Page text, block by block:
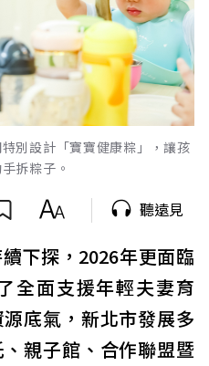
別設計「寶寶健康粽」，讓孩
拆粽子。
聽遠見
下探，2026年更面臨
全面支援年輕夫妻育
底氣，新北市發展多
親子館、合作聯盟暨